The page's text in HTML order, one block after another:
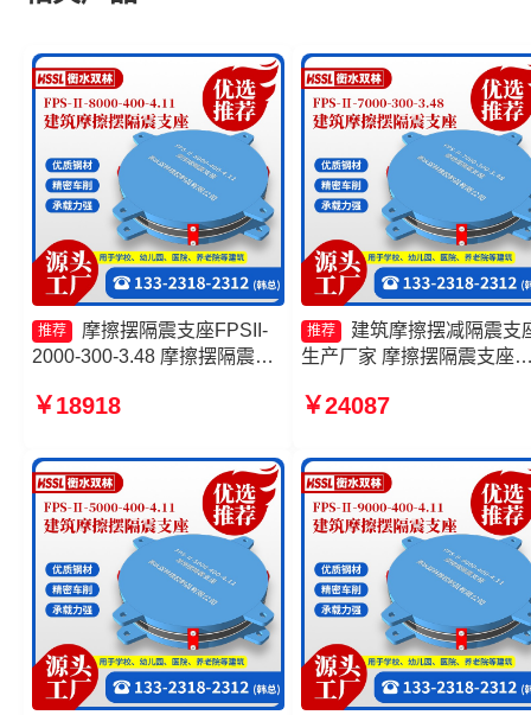
推荐
摩擦摆隔震支座FPSII-
2000-300-3.48 摩擦摆隔震支
厂家 摩擦摆隔震支座FPSII-
支座生产厂家一套生产厂家
￥18918
推荐
建筑摩擦摆减隔震支
生产厂家 摩擦摆隔震支座
家 摩擦摆隔震支座FPSII-
隔震摩擦摆支座
￥24087